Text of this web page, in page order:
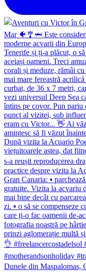
Dunele din Maspalomas,